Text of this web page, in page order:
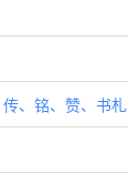
、铭、赞、书札